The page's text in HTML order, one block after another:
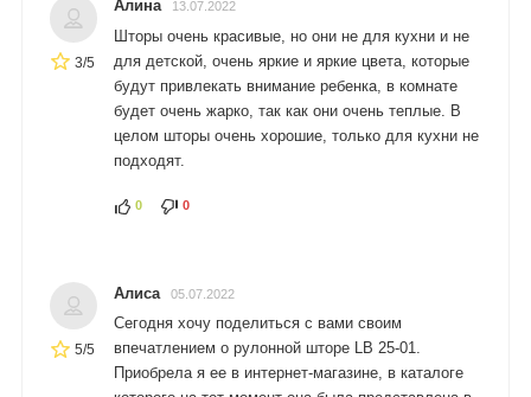
3/5
Алина 13.07.2022
Шторы очень красивые, но они не для кухни и не
для детской, очень яркие и яркие цвета, которые
будут привлекать внимание ребенка, в комнате
будет очень жарко, так как они очень теплые. В
целом шторы очень хорошие, только для кухни не
подходят.
0 0
5/5
Алиса 05.07.2022
Сегодня хочу поделиться с вами своим
впечатлением о рулонной шторе LB 25-01.
Приобрела я ее в интернет-магазине, в каталоге